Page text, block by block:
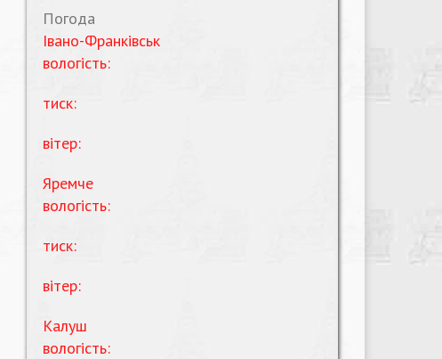
Погода
Івано-Франківськ
вологість:
тиск:
вітер:
Яремче
вологість:
тиск:
вітер:
Калуш
вологість: